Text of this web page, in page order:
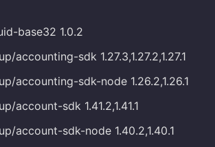
base32 1.0.2
accounting-sdk 1.27.3,1.27.2,1.27.1
accounting-sdk-node 1.26.2,1.26.1
account-sdk 1.41.2,1.41.1
account-sdk-node 1.40.2,1.40.1